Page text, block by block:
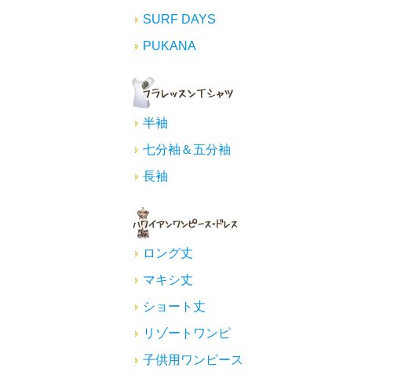
SURF DAYS
PUKANA
半袖
七分袖＆五分袖
長袖
ロング丈
マキシ丈
ショート丈
リゾートワンピ
子供用ワンピース